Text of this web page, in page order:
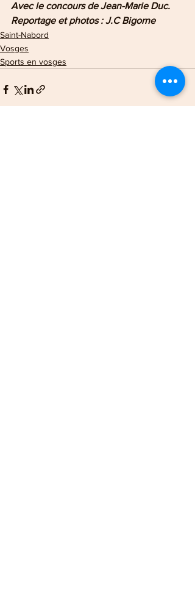
Avec le concours de Jean-Marie Duc.
Reportage et photos : J.C Bigorne
Saint-Nabord
Vosges
Sports en vosges